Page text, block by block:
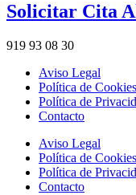
Solicitar Cita
919 93 08 30
Aviso Legal
Política de Cookies
Política de
Contacto
Aviso Legal
Política de Cookies
Política de
Contacto